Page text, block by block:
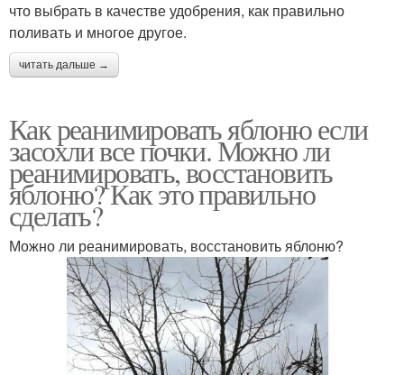
что выбрать в качестве удобрения, как правильно
поливать и многое другое.
читать дальше →
Как реанимировать яблоню если
засохли все почки. Можно ли
реанимировать, восстановить
яблоню? Как это правильно
сделать?
Можно ли реанимировать, восстановить яблоню?